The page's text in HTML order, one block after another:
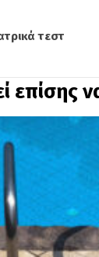
τεστ
επίσης